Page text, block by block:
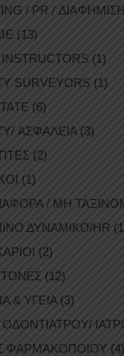
/ PR / ΔΙΑΦΗΜΙΣΗ
(13)
(1)
SURVEYORS (1)
(6)
ΑΣΦΑΛΕΙΑ(3)
(2)
(1)
/ ΜΗ
ΔΥΝΑΜΙΚΟ/HR
(2)
(12)
& ΥΓΕΙΑ(3)
ΦΑΡΜΑΚΟΠΟΙΟΥ (4)